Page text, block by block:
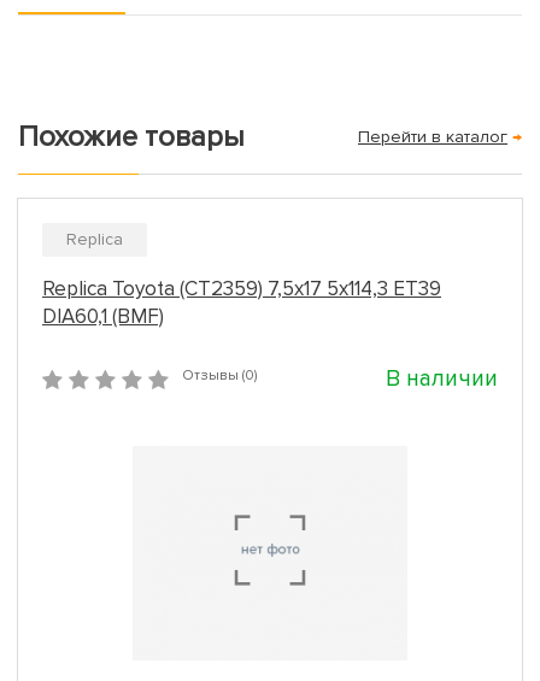
Похожие товары Перейти в каталог →
Replica
Replica Toyota (CT2359) 7,5x17 5x114,3 ET39
DIA60,1 (BMF)
Отзывы (0) В наличии